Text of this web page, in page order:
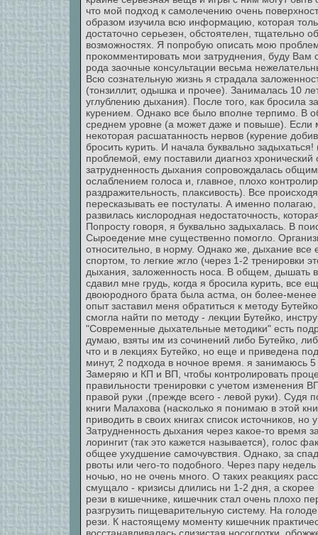
что мой подход к самолечению очень
образом изучила всю информацию, которая
достаточно серьезен, обстоятелен, тщательно
возможностях. Я попробую описать мою
прокомментировать мои затруднения, буду Вам
рода заочные консультации весьма
Всю сознательную жизнь я страдала
(тонзиллит, одышка и прочее). Занималась 10
углублению дыхания). После того, как бросила
курением. Однако все было вполне терпимо. В
среднем уровне (а может даже и повыше). Если
некоторая расшатанность нервов (курение
бросить курить. И начала буквально
проблемой, ему поставили диагноз хронический
затрудненность дыхания сопровождалась
ослаблением голоса и, главное, плохо
раздражительность, плаксивость). Все
пересказывать ее постулаты. А именно
развилась кислородная недостаточность,
Попросту говоря, я буквально задыхалась. В
Сыроедение мне существенно помогло.
относительно, в норму. Однако же, дыхание
спортом, то легкие жгло (через 1-2 тренировки
дыхания, заложенность носа. В общем, дышать
сдавил мне грудь, когда я бросила курить, все
двоюродного брата была астма, он более-
опыт заставил меня обратиться к методу
смогла найти по методу - лекции Бутейко,
"Современные дыхательные методики" есть
думаю, взяты им из сочинений либо Бутейко,
что и в лекциях Бутейко, но еще и приведена
минут, 2 подхода в ночное время. я занимаюсь
Замеряю и КП и ВП, чтобы контролировать
правильности тренировки с учетом изменения
правой руки ,(прежде всего - левой руки). Судя
книги Малахова (насколько я понимаю в этой
приводить в своих книгах список источников,
Затрудненность дыхания через какое-то время
лорингит (так это кажется называется), голос
общее ухудшение самочувствия. Однако, за
рвоты или чего-то подобного. Через пару
ночью, но не очень много. О таких реакциях
смущало - кризисы длились ни 1-2 дня, а
рези в кишечнике, кишечник стал очень плохо
разгрузить пищеварительную систему. На
рези. К настоящему моменту кишечник